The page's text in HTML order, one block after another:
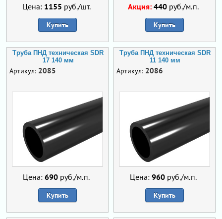
Цена: 1155 руб./шт.
Купить
Акция: 440 руб./м.п.
Купить
Труба ПНД техническая SDR
17 140 мм
Артикул: 2085
Цена: 690 руб./м.п.
Купить
Труба ПНД техническая SDR
11 140 мм
Артикул: 2086
Цена: 960 руб./м.п.
Купить